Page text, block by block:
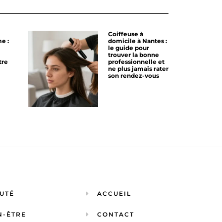
:
Coiffeuse à
domicile à Nantes :
le guide pour
trouver la bonne
professionnelle et
ne plus jamais rater
son rendez-vous
ÊTRE
ACCUEIL
CONTACT